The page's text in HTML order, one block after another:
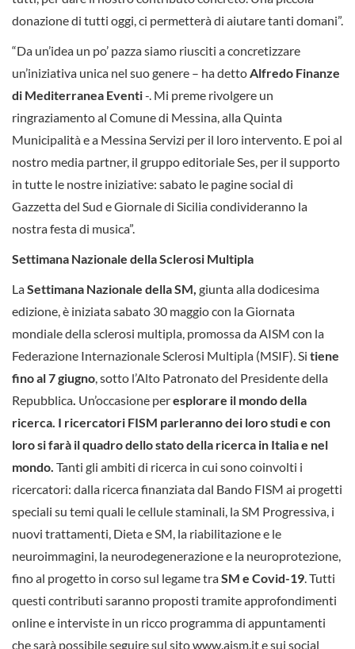
donazione di tutti oggi, ci permetterà di aiutare tanti domani”.
“Da un’idea un po’ pazza siamo riusciti a concretizzare
un’iniziativa unica nel suo genere – ha detto Alfredo Finanze
di Mediterranea Eventi-. Mi preme rivolgere un
ringraziamento al Comune di Messina, alla Quinta
Municipalità e a Messina Servizi per il loro intervento. E poi al
nostro media partner, il gruppo editoriale Ses, per il supporto
in tutte le nostre iniziative: sabato le pagine social di
Gazzetta del Sud e Giornale di Sicilia condivideranno la
nostra festa di musica”.
Settimana Nazionale della Sclerosi Multipla
LaSettimana Nazionale della SM, giunta alla dodicesima
edizione, è iniziata sabato 30 maggio con la Giornata
mondiale della sclerosi multipla, promossa da AISM con la
Federazione Internazionale Sclerosi Multipla (MSIF). Si tiene
fino al 7 giugno , sotto l’Alto Patronato del Presidente della
Repubblica Un’occasione peresplorare il mondo della
ricerca. I ricercatori FISM parleranno dei loro studi e con
loro si farà il quadro dello stato della ricerca in Italia e nel
mondo. Tanti gli ambiti di ricerca in cui sono coinvolti i
ricercatori: dalla ricerca finanziata dal Bando FISM ai progetti
speciali su temi quali le cellule staminali, la SM Progressiva, i
nuovi trattamenti, Dieta e SM, la riabilitazione e le
neuroimmagini, la neurodegenerazione e la neuroprotezione,
fino al progetto in corso sul legame traSM e Covid-19 . Tutti
questi contributi saranno proposti tramite approfondimenti
online e interviste in un ricco programma di appuntamenti
che sarà possibile seguire sul sito www.aism.it e sui social